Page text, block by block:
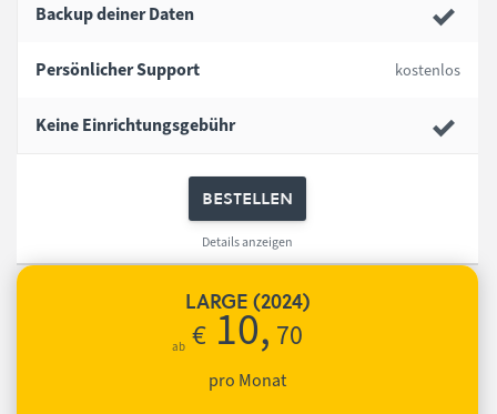
Backup deiner Daten
Persönlicher Support kostenlos
Keine Einrichtungsgebühr
bestellen
Details anzeigen
LARGE (2024)
€ 10,70
pro Monat